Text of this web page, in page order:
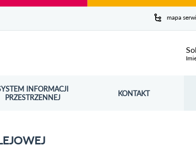
mapa
INFORMACJI
PRZESTRZENNEJSIĘ W NOWYM OKNIE KONTAKT